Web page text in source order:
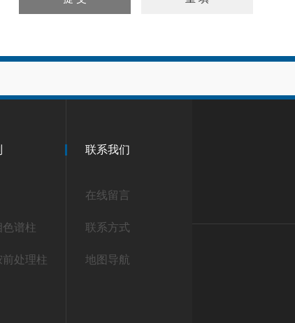
色谱柱
前处理柱
联系我们
在线留言
联系方式
地图导航